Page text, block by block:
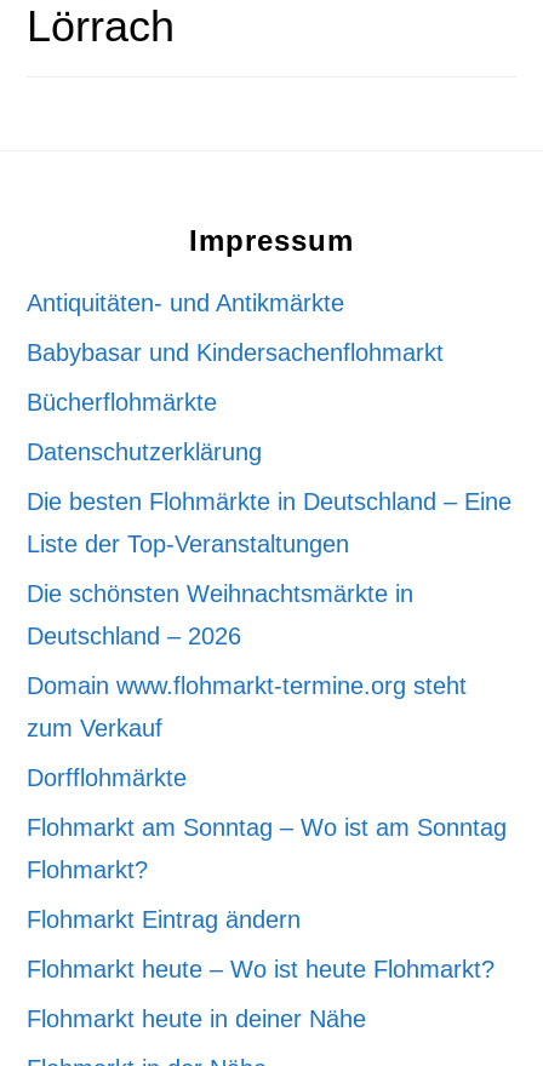
Lörrach
Impressum
Antiquitäten- und Antikmärkte
Babybasar und Kindersachenflohmarkt
Bücherflohmärkte
Datenschutzerklärung
Die besten Flohmärkte in Deutschland – Eine
Liste der Top-Veranstaltungen
Die schönsten Weihnachtsmärkte in
Deutschland – 2026
Domain www.flohmarkt-termine.org steht
zum Verkauf
Dorfflohmärkte
Flohmarkt am Sonntag – Wo ist am Sonntag
Flohmarkt?
Flohmarkt Eintrag ändern
Flohmarkt heute – Wo ist heute Flohmarkt?
Flohmarkt heute in deiner Nähe